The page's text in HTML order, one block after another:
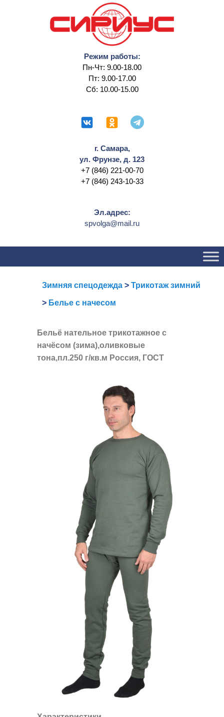
Режим работы:
Пн-Чт: 9.00-18.00
Пт: 9.00-17.00
Сб: 10.00-15.00
г. Самара,
ул. Фрунзе, д. 123
+7 (846) 221-00-70
+7 (846) 243-10-33
Эл.адрес:
spvolga@mail.ru
содержимому
содержимомуЗимняя спецодежда > Трикотаж зимний
> Белье с начесом
Бельё нательное трикотажное с
начёсом (зима),оливковые
тона,пл.250 г/кв.м Россия, ГОСТ